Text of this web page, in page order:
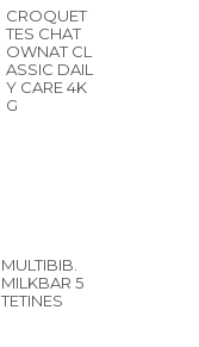
CROQUET
TES CHAT
OWNAT CL
ASSIC DAIL
Y CARE 4K
G
MULTIBIB.
MILKBAR 5
TETINES